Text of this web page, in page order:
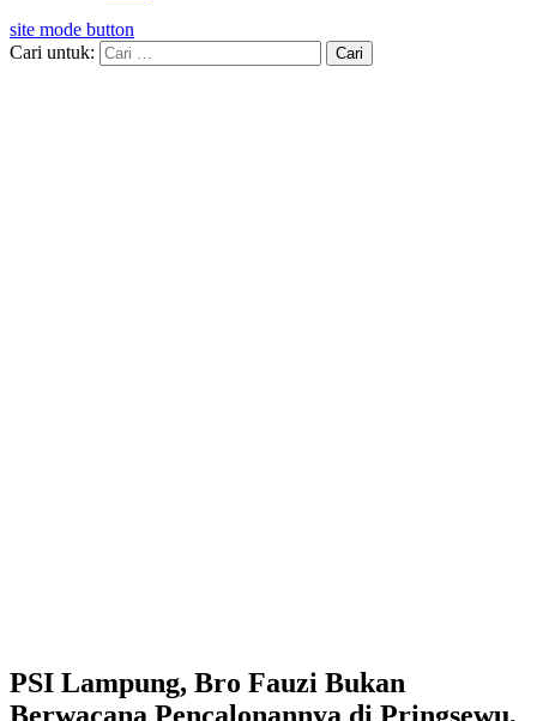
site mode button
Cari untuk:
PSI Lampung, Bro Fauzi Bukan